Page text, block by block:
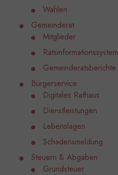
Wahlen
Gemeinderat
Mitglieder
Ratsinformationssystem
Gemeinderatsberichte
Bürgerservice
Digitales Rathaus
Dienstleistungen
Lebenslagen
Schadensmeldung
Steuern & Abgaben
Grundsteuer